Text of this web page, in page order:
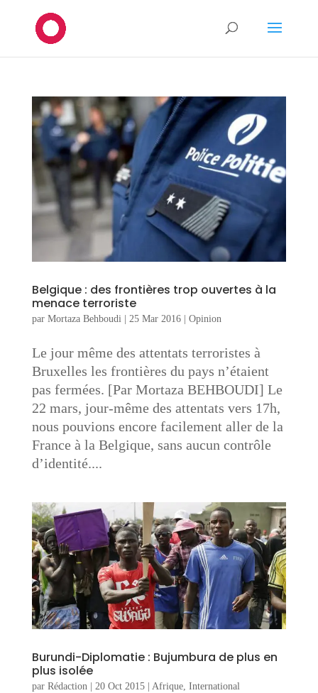
Belgique : des frontières trop ouvertes à la
menace terroriste
par Mortaza Behboudi| 25 Mar 2016| Opinion
Le jour même des attentats terroristes à
Bruxelles les frontières du pays n’étaient
pas fermées. [Par Mortaza BEHBOUDI] Le
22 mars, jour-même des attentats vers 17h,
nous pouvions encore facilement aller de la
France à la Belgique, sans aucun contrôle
d’identité....
Burundi-Diplomatie : Bujumbura de plus en
plus isolée
par Rédaction| 20 Oct 2015| Afrique, International